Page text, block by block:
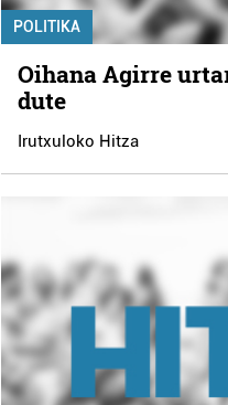
POLITIKA
Oihana Agirre
dute
Irutxuloko Hitza